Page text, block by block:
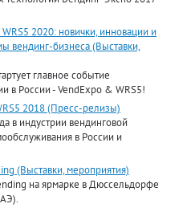
2020: новички, инновации и
вендинг-бизнеса (Выставки,
главное событие
в России - VendExpo & WRS5!
2018 (Пресс-релизы)
в индустрии вендинговой
в России и
(Выставки, мероприятия)
на ярмарке в Дюссельдорфе